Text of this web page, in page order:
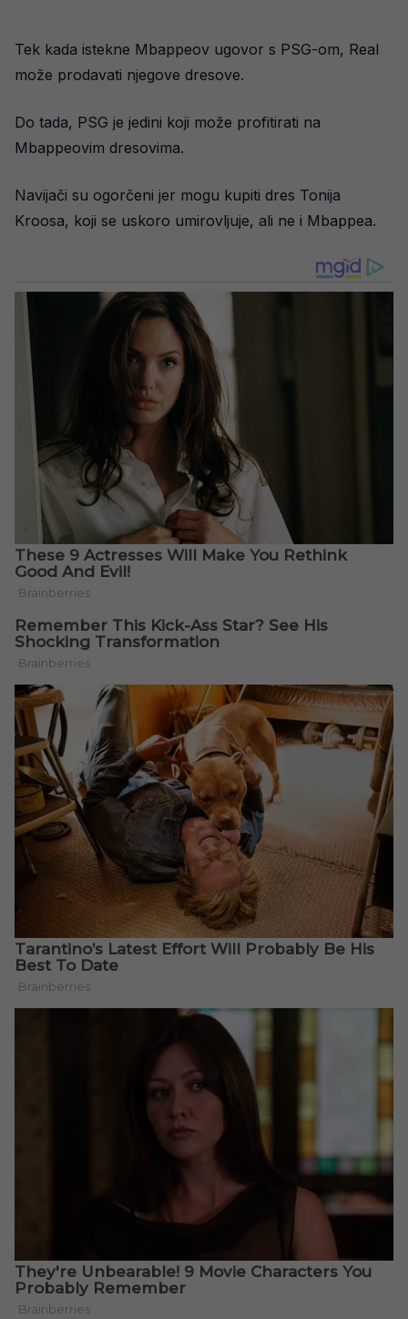
Tek kada istekne Mbappeov ugovor s PSG-om, Real
može prodavati njegove dresove.
Do tada, PSG je jedini koji može profitirati na
Mbappeovim dresovima.
Navijači su ogorčeni jer mogu kupiti dres Tonija
Kroosa, koji se uskoro umirovljuje, ali ne i Mbappea.